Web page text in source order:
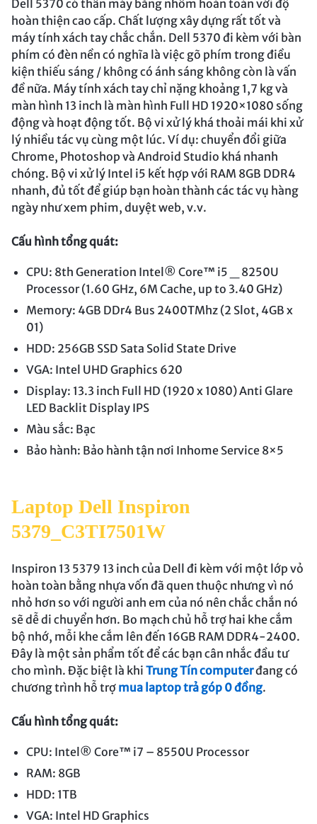
Dell 5370 có thân máy bằng nhôm hoàn toàn với độ
hoàn thiện cao cấp. Chất lượng xây dựng rất tốt và
máy tính xách tay chắc chắn. Dell 5370 đi kèm với bàn
phím có đèn nền có nghĩa là việc gõ phím trong điều
kiện thiếu sáng / không có ánh sáng không còn là vấn
đề nữa. Máy tính xách tay chỉ nặng khoảng 1,7 kg và
màn hình 13 inch là màn hình Full HD 1920×1080 sống
động và hoạt động tốt. Bộ vi xử lý khá thoải mái khi xử
lý nhiều tác vụ cùng một lúc. Ví dụ: chuyển đổi giữa
Chrome, Photoshop và Android Studio khá nhanh
chóng. Bộ vi xử lý Intel i5 kết hợp với RAM 8GB DDR4
nhanh, đủ tốt để giúp bạn hoàn thành các tác vụ hàng
ngày như xem phim, duyệt web, v.v.
Cấu hình tổng quát:
CPU: 8th Generation Intel® Core™ i5 _ 8250U
Processor (1.60 GHz, 6M Cache, up to 3.40 GHz)
Memory: 4GB DDr4 Bus 2400TMhz (2 Slot, 4GB x
01)
HDD: 256GB SSD Sata Solid State Drive
VGA: Intel UHD Graphics 620
Display: 13.3 inch Full HD (1920 x 1080) Anti Glare
LED Backlit Display IPS
Màu sắc: Bạc
Bảo hành: Bảo hành tận nơi Inhome Service 8×5
Laptop Dell Inspiron
5379_C3TI7501W
Inspiron 13 5379 13 inch của Dell đi kèm với một lớp vỏ
hoàn toàn bằng nhựa vốn đã quen thuộc nhưng vì nó
nhỏ hơn so với người anh em của nó nên chắc chắn nó
sẽ dễ di chuyển hơn. Bo mạch chủ hỗ trợ hai khe cắm
bộ nhớ, mỗi khe cắm lên đến 16GB RAM DDR4-2400.
Đây là một sản phẩm tốt để các bạn cân nhắc đầu tư
cho mình. Đặc biệt là khi Trung Tín computerđang có
chương trình hỗ trợ mua laptop trả góp 0 đồng.
Cấu hình tổng quát:
CPU: Intel® Core™ i7 – 8550U Processor
RAM: 8GB
HDD: 1TB
VGA: Intel HD Graphics